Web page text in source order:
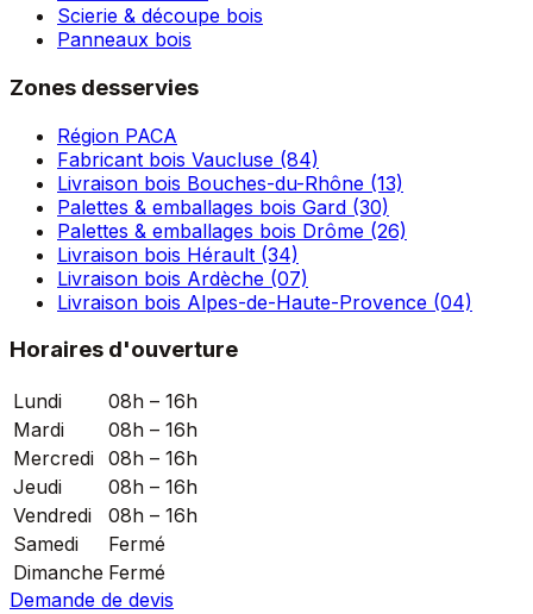
Scierie & découpe bois
Panneaux bois
Zones desservies
Région PACA
Fabricant bois Vaucluse (84)
Livraison bois Bouches-du-Rhône (13)
Palettes & emballages bois Gard (30)
Palettes & emballages bois Drôme (26)
Livraison bois Hérault (34)
Livraison bois Ardèche (07)
Livraison bois Alpes-de-Haute-Provence (04)
Horaires d'ouverture
Lundi
08h – 16h
Mardi
08h – 16h
Mercredi 08h – 16h
Jeudi
08h – 16h
Vendredi
08h – 16h
Samedi
Fermé
Dimanche Fermé
Demande de devis